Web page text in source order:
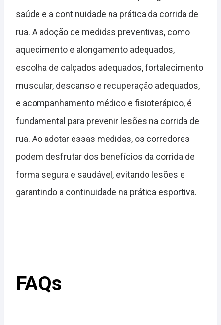
saúde e a continuidade na prática da corrida de
rua. A adoção de medidas preventivas, como
aquecimento e alongamento adequados,
escolha de calçados adequados, fortalecimento
muscular, descanso e recuperação adequados,
e acompanhamento médico e fisioterápico, é
fundamental para prevenir lesões na corrida de
rua. Ao adotar essas medidas, os corredores
podem desfrutar dos benefícios da corrida de
forma segura e saudável, evitando lesões e
garantindo a continuidade na prática esportiva.
FAQs